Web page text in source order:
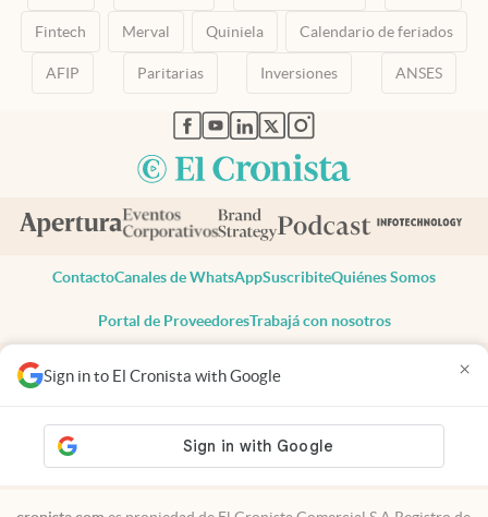
Sign in to El Cronista with Google ×
Fintech Merval Quiniela Calendario de feriados
AFIP Paritarias Inversiones ANSES
abre en nueva pestaña
abre en nueva pestaña
abre en nueva pestaña
abre en nueva pestaña
abre en nueva pestaña
ContactoCanales de WhatsAppSuscribiteQuiénes Somos
Portal de ProveedoresTrabajá con nosotros
Todos los derechos reservados
Privacidad
Consentimiento
Tel:+54 11 7078-3270